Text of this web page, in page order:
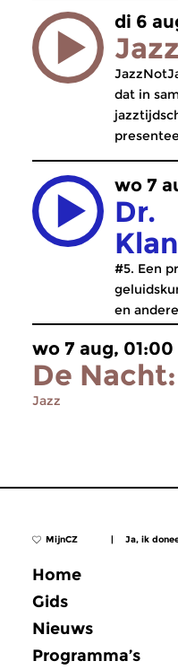
di 6
dat in
wo 7
Dr.
#5. Een
en
wo 7 aug,
De
Jazz
MijnCZ | Ja, ik
Home
Gids
Nieuws
Programma’s